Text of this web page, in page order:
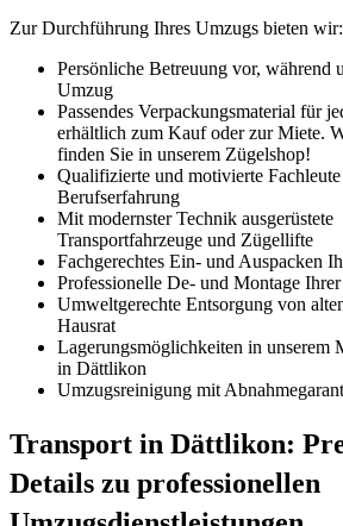
Zur Durchführung Ihres Umzugs bieten wir:
Persönliche Betreuung vor, während
Umzug
Passendes Verpackungsmaterial für
erhältlich zum Kauf oder zur Miete.
finden Sie in unserem Zügelshop!
Qualifizierte und motivierte
Berufserfahrung
Mit modernster Technik ausgerüstete
Transportfahrzeuge und Zügellifte
Fachgerechtes Ein- und Auspacken
Professionelle De- und Montage
Umweltgerechte Entsorgung von
Hausrat
Lagerungsmöglichkeiten in unserem
in Dättlikon
Umzugsreinigung mit
Transport in Dättlikon:
Details zu professionellen